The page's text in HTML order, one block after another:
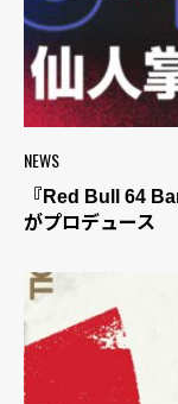
NEWS
『Red Bull 64
がプロデュース